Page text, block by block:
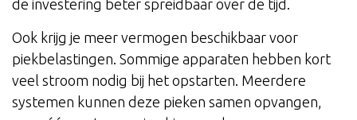
de investering beter spreidbaar over de tijd.
Ook krijg je meer vermogen beschikbaar voor
piekbelastingen. Sommige apparaten hebben kort
veel stroom nodig bij het opstarten. Meerdere
systemen kunnen deze pieken samen opvangen,